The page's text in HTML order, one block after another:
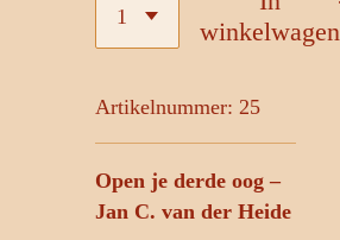
winkelwagen
Artikelnummer: 25
Open je derde oog –
Jan C. van der Heide